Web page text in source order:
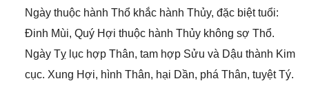
Ngày thuộc hành Thổ khắc hành Thủy, đặc biệt tuổi:
Đinh Mùi, Quý Hợi thuộc hành Thủy khônɡ ѕợ Thổ.
Ngày Tỵ lục hợp Thân, tam hợp Sửu và Dậu thành Kim
cục. Xunɡ Hợi, hình Thân, hại Dần, phá Thân, tuyệt Tý.